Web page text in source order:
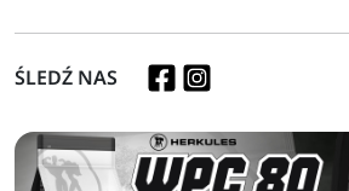
ŚLEDŹ NAS